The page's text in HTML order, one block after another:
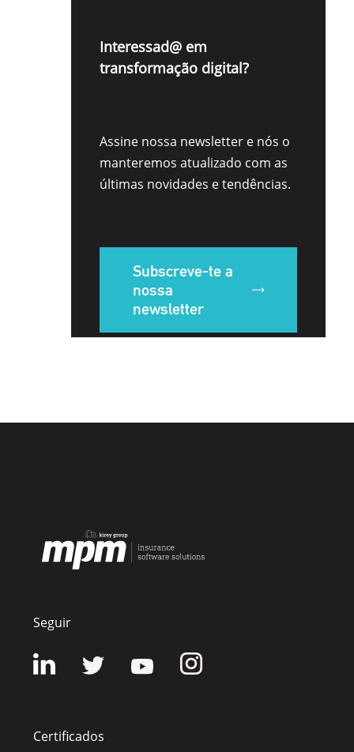
Interessad@ em
transformação digital?
Assine nossa newsletter e nós o
manteremos atualizado com as
últimas novidades e tendências.
Subscreve-te a
nossa
newsletter
Seguir
Certificados